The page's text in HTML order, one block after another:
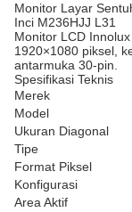
Monitor Layar
Inci M236HJJ L31
Monitor LCD
1920×1080 piksel,
antarmuka 30-pin.
Spesifikasi Teknis
Merek
Model
Ukuran Diagonal
Tipe
Format Piksel
Konfigurasi
Area Aktif